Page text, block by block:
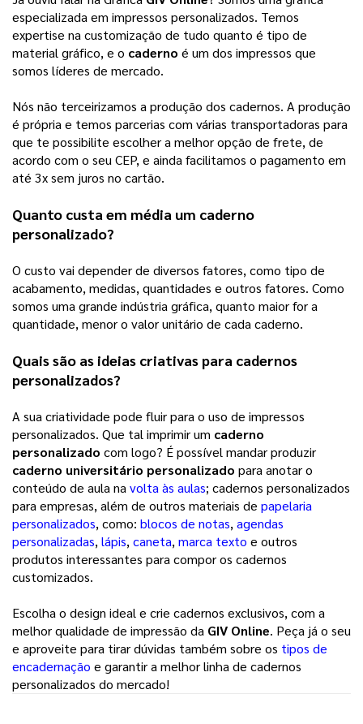
especializada em impressos personalizados. Temos
expertise na customização de tudo quanto é tipo de
material gráfico, e o caderno é um dos impressos que
somos líderes de mercado.
Nós não terceirizamos a produção dos cadernos. A produção
é própria e temos parcerias com várias transportadoras para
que te possibilite escolher a melhor opção de frete, de
acordo com o seu CEP, e ainda facilitamos o pagamento em
até 3x sem juros no cartão.
Quanto custa em média um caderno
personalizado?
O custo vai depender de diversos fatores, como tipo de
acabamento, medidas, quantidades e outros fatores. Como
somos uma grande indústria gráfica, quanto maior for a
quantidade, menor o valor unitário de cada caderno.
Quais são as ideias criativas para cadernos
personalizados?
A sua criatividade pode fluir para o uso de impressos
personalizados. Que tal imprimir um caderno
personalizado com logo? É possível mandar produzir
caderno universitário personalizado para anotar o
conteúdo de aula navolta às aulas; cadernos personalizados
para empresas, além de outros materiais de papelaria
personalizados, como: blocos de notas,agendas
personalizadas,lápis,caneta,marca texto e outros
produtos interessantes para compor os cadernos
customizados.
Escolha o design ideal e crie cadernos exclusivos, com a
melhor qualidade de impressão da GIV Online. Peça já o seu
e aproveite para tirar dúvidas também sobre os tipos de
encadernação e garantir a melhor linha de cadernos
personalizados do mercado!